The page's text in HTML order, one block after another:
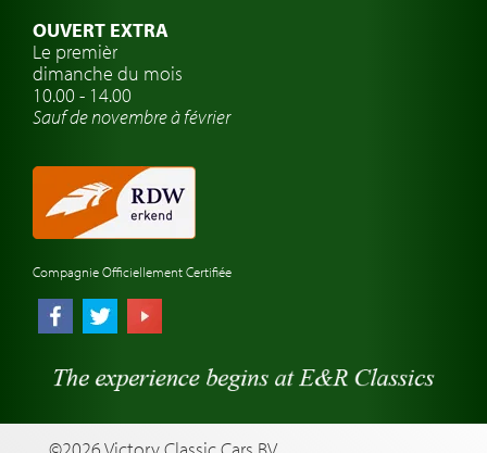
Atelier de voitures anciennes
Montres de marque de voiture
OUVERT EXTRA
Le premièr
dimanche du mois
10.00 - 14.00
Sauf de novembre à février
Compagnie Officiellement Certifiée